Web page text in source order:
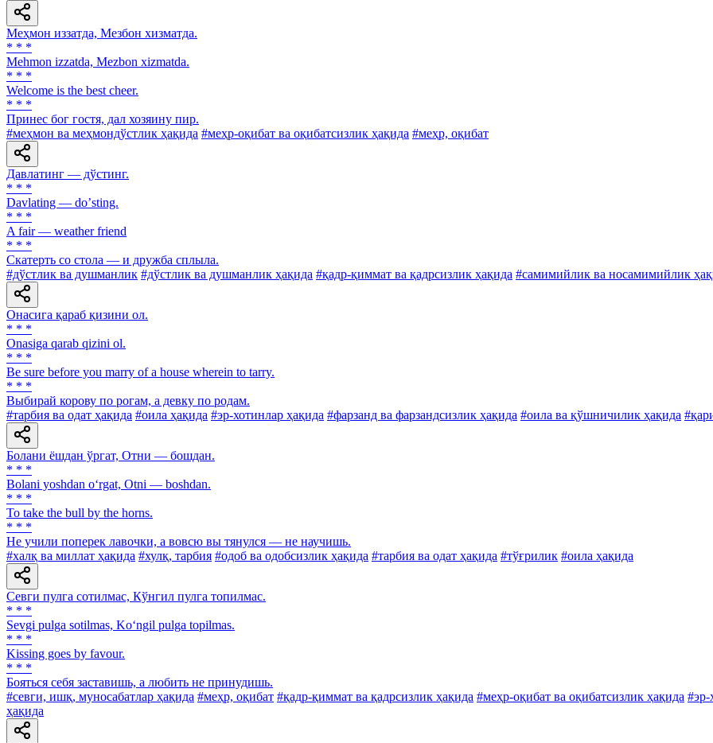
Меҳмон иззатда, Мезбон хизматда.
* * *
Mehmon izzatda, Mezbon xizmatda.
* * *
Welcome is the best cheer.
* * *
Принес бог гостя, дал хозяину пир.
#меҳмон ва меҳмондўстлик ҳақида #меҳр-оқибат ва оқибатсизлик ҳақида #меҳр, оқибат
Давлатинг — дўстинг.
* * *
Davlating — doʼsting.
* * *
A fair — weather friend
* * *
Скатерть со стола — и дружба сплыла.
#дўстлик ва душманлик #дўстлик ва душманлик ҳақида #қадр-қиммат ва қадрсизлик ҳақида #самимийлик ва носамимийлик
Онасига қараб қизини ол.
* * *
Onasiga qarab qizini ol.
* * *
Be sure before you marry of a house wherein to tarry.
* * *
Выбирай корову по рогам, а девку по родам.
#тарбия ва одат ҳақида #оила ҳақида #эр-хотинлар ҳақида #фарзанд ва фарзандсизлик ҳақида #оила ва қўшничилик ҳақида
Болани ёшдан ўргат, Отни — бошдан.
* * *
Bolani yoshdan o‘rgat, Otni — boshdan.
* * *
To take the bull by the horns.
* * *
He учили поперек лавочки, а вовсю вы тянулся — не научишь.
#халқ ва миллат ҳақида #хулқ, тарбия #одоб ва одобсизлик ҳақида #тарбия ва одат ҳақида #тўғрилик #оила ҳақида
Севги пулга сотилмас, Кўнгил пулга топилмас.
* * *
Sevgi pulga sotilmas, Ko‘ngil pulga topilmas.
* * *
Kissing goes by favour.
* * *
Бояться себя заставишь, а любить не принудишь.
#севги, ишқ, муносабатлар ҳақида #меҳр, оқибат #қадр-қиммат ва қадрсизлик ҳақида #меҳр-оқибат ва оқибатсизлик ҳақида #эр-
ҳақида